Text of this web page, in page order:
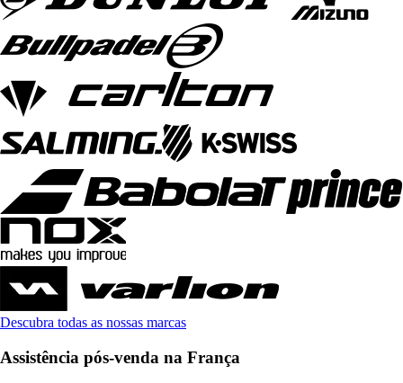
Descubra todas as nossas marcas
Assistência pós-venda na França